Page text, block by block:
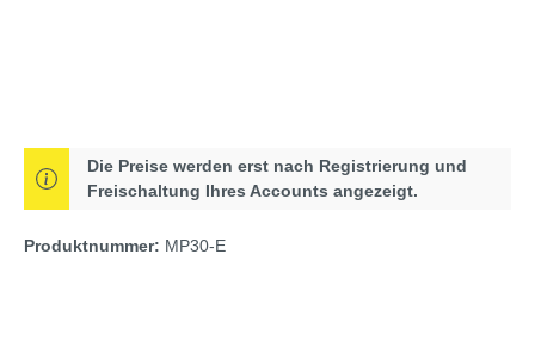
Die Preise werden erst nach Registrierung und
Freischaltung Ihres Accounts angezeigt.
Produktnummer: MP30-E